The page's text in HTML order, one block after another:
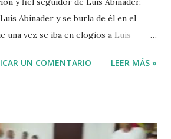
Abinader y se burla de él en el
una vez se iba en elogios a Luis
UN COMENTARIO LEER MÁS »